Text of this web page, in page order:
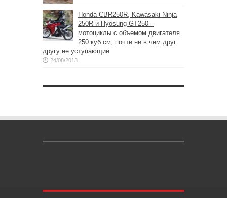
Honda CBR250R, Kawasaki Ninja
250R и Hyosung GT250 –
мотоциклы с объемом двигателя
250 куб.см, почти ни в чем друг
другу не уступающие
24/08/2013